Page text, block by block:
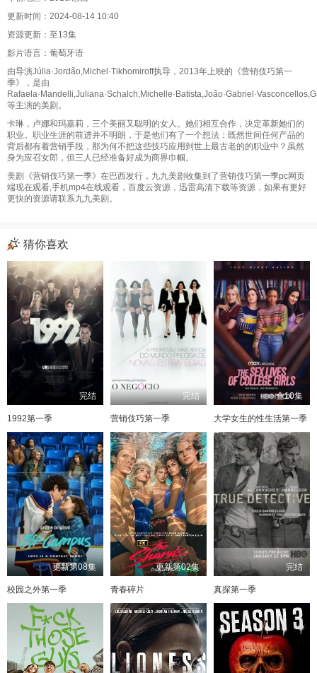
更新时间：2024-08-14 10:40
资源更新：至13集
影片语言：葡萄牙语
由导演Júlia·Jordão,Michel·Tikhomiroff执导，2013年上映的《营销伎巧第一
季》，是由
等主演的美剧。
卡琳，卢娜和玛嘉莉，三个美丽又聪明的女人。她们相互合作，决定革新她们的
职业。职业生涯的前进并不明朗，于是他们有了一个想法：既然世间任何产品的
背后都有着营销手段，那为何不把这些技巧应用到世上最古老的的职业中？虽然
身为应召女郎，但三人已经准备好成为商界巾帼。
美剧《营销伎巧第一季》在巴西发行，九九美剧收集到了营销伎巧第一季pc网页
端现在观看,手机mp4在线观看，百度云资源，迅雷高清下载等资源，如果有更好
更快的资源请联系九九美剧。
猜你喜欢
完结
1992第一季
完结
营销伎巧第一季
全10集
大学女生的性生活第一季
更新第08集
校园之外第一季
更新第02集
青春碎片
完结
真探第一季